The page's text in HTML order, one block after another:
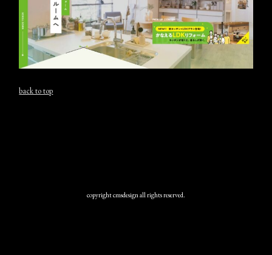
back to top
copyright cmsdesign all rights reserved.